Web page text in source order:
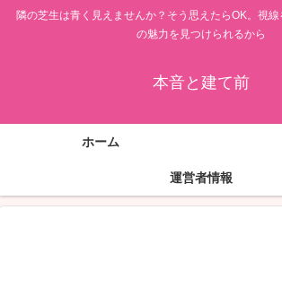
隣の芝生は青く見えませんか？そう思えたらOK。視
の魅力を見つけられるから
本音と建て前
ホーム
運営者情報